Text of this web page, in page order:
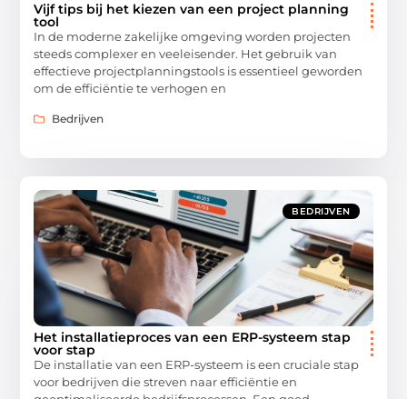
Vijf tips bij het kiezen van een project planning
tool
In de moderne zakelijke omgeving worden projecten
steeds complexer en veeleisender. Het gebruik van
effectieve projectplanningstools is essentieel geworden
om de efficiëntie te verhogen en
Bedrijven
BEDRIJVEN
Het installatieproces van een ERP-systeem stap
voor stap
De installatie van een ERP-systeem is een cruciale stap
voor bedrijven die streven naar efficiëntie en